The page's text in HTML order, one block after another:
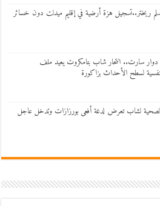
على سلم ريختر..تسجيل هزة أرضية في إقليم ميدلت دون خسائر
دوار سارت.. انتحار شاب بتامكروت يعيد ملف
لسطح الأحداث بزاكورة
الصحية لشاب تعرض لدغة أفعى بورزازات وتدخل عاجل